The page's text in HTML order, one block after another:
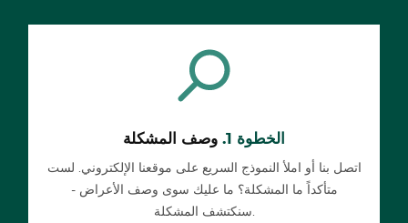
الخطوة 1. وصف المشكلة
اتصل بنا أو املأ النموذج السريع على موقعنا الإلكتروني. لست
متأكداً ما المشكلة؟ ما عليك سوى وصف الأعراض -
سنكتشف المشكلة.